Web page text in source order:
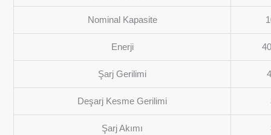
Nominal Kapasite
Enerji
Şarj Gerilimi
Deşarj Kesme Gerilimi
Şarj Akımı